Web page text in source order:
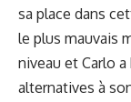
sa place dans
le plus mauvais
niveau et Carlo
alternatives à